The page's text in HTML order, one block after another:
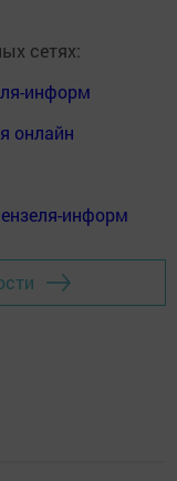
сетях:
информ
онлайн
информ